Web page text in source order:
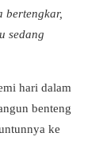
bertengkar,
sedang
hari dalam
benteng
ke